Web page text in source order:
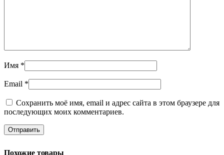
Имя *
Email *
Сохранить моё имя, email и адрес сайта в этом браузере для
последующих моих комментариев.
Похожие товары